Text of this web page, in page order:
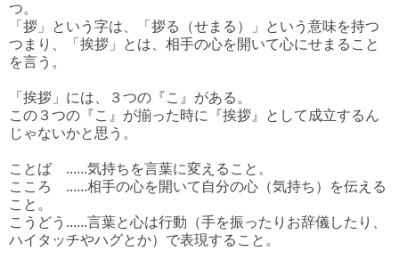
つ。
「拶」という字は、「拶る（せまる）」という意味を持つ
つまり、「挨拶」とは、相手の心を開いて心にせまること
を言う。
「挨拶」には、３つの『こ』がある。
この３つの『こ』が揃った時に『挨拶』として成立するん
じゃないかと思う。
ことば ......気持ちを言葉に変えること。
こころ ......相手の心を開いて自分の心（気持ち）を伝える
こと。
こうどう......言葉と心は行動（手を振ったりお辞儀したり、
ハイタッチやハグとか）で表現すること。